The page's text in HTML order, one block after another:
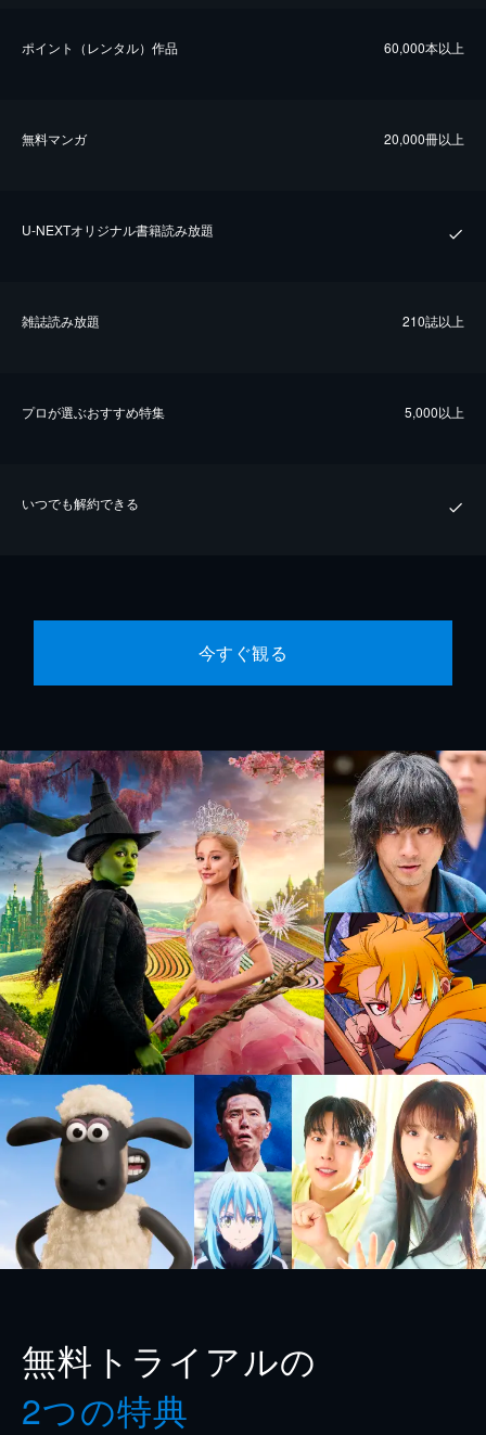
ポイント（レンタル）作品 60,000本以上
無料マンガ 20,000冊以上
U-NEXTオリジナル書籍読み放題
雑誌読み放題 210誌以上
プロが選ぶおすすめ特集 5,000以上
いつでも解約できる
今すぐ観る
無料トライアルの
2つの特典